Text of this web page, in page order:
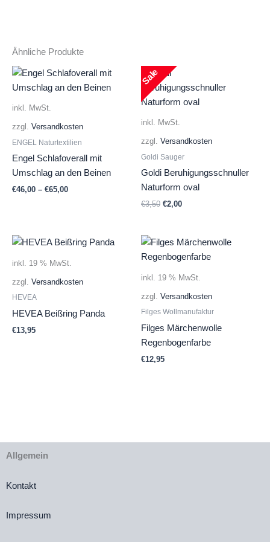
Ähnliche Produkte
inkl. MwSt.
zzgl. Versandkosten
ENGEL Naturtextilien
Engel Schlafoverall mit
Umschlag an den Beinen
€46,00 – €65,00
inkl. MwSt.
zzgl. Versandkosten
Goldi Sauger
Goldi Beruhigungsschnuller
Naturform oval
€3,50 Ursprünglicher
€2,00Aktueller
Sale
inkl. 19 % MwSt.
zzgl. Versandkosten
HEVEA
HEVEA Beißring Panda
€13,95
inkl. 19 % MwSt.
zzgl. Versandkosten
Filges Wollmanufaktur
Filges Märchenwolle
Regenbogenfarbe
€12,95
Allgemein
Kontakt
Impressum